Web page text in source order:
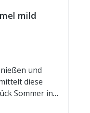
mild
und
diese
Sommer in